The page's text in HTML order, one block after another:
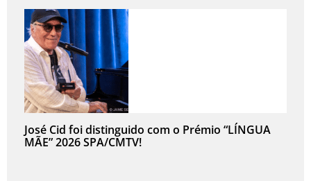
José Cid foi distinguido com o Prémio “LÍNGUA
MÃE” 2026 SPA/CMTV!